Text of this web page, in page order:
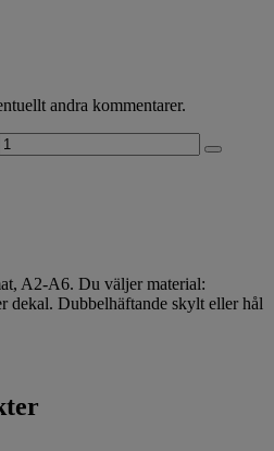
andra kommentarer.
A2-A6. Du väljer material:
dekal. Dubbelhäftande skylt eller hål